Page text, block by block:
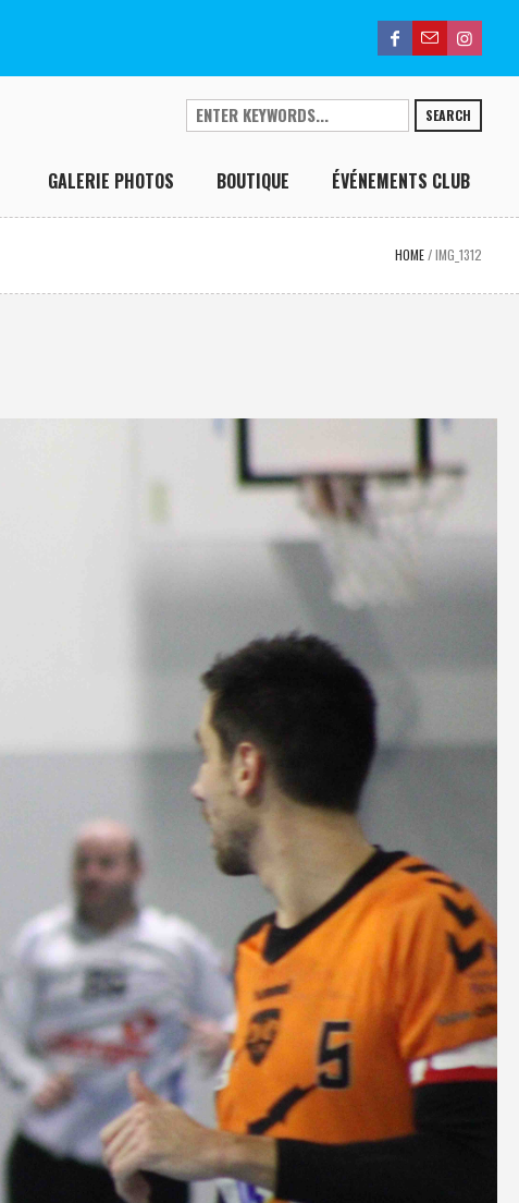
SEARCH
GALERIE PHOTOS BOUTIQUE ÉVÉNEMENTS CLUB
HOME /IMG_1312